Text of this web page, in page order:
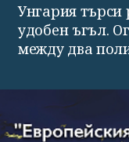
Унгария търси
удобен ъгъл.
между два